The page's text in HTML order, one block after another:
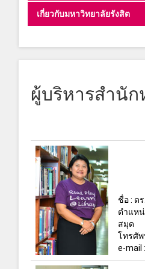
เกี่ยวกับมหาวิทยาลัยรังสิต
ผู้บริหารสำนั
ชื่อ : ด
ตำแห
สมุด
โทรศัพ
e-mail